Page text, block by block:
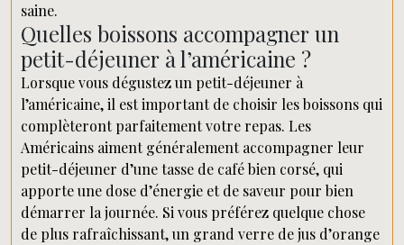
saine.
Quelles boissons accompagner un
petit-déjeuner à l’américaine ?
Lorsque vous dégustez un petit-déjeuner à
l’américaine, il est important de choisir les boissons qui
complèteront parfaitement votre repas. Les
Américains aiment généralement accompagner leur
petit-déjeuner d’une tasse de café bien corsé, qui
apporte une dose d’énergie et de saveur pour bien
démarrer la journée. Si vous préférez quelque chose
de plus rafraîchissant, un grand verre de jus d’orange